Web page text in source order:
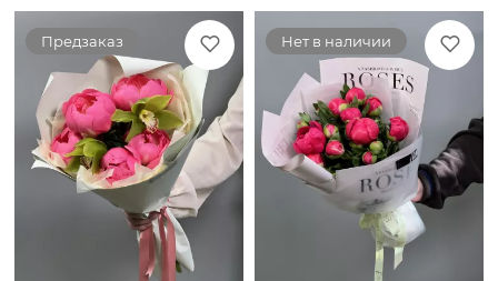
Предзаказ Нет в наличии